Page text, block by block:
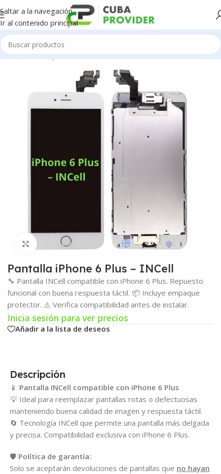
Saltar a la navegación
Ir al contenido principal
Inicio/Piezas para Celulares/iPhone/Pantallas
Click para agrandar
Pantalla iPhone 6 Plus – INCell
🔧 Pantalla INCell compatible con iPhone 6 Plus. Repuesto
funcional con buena respuesta táctil. 📦 Incluye empaque
protector. ⚠️ Verifica compatibilidad antes de instalar.
Inicia sesión para ver precios
Añadir a la lista de deseos
Descripción
📱 Pantalla INCell compatible con iPhone 6 Plus
💡 Ideal para reemplazar pantallas rotas o defectuosas
manteniendo buena calidad de imagen y respuesta táctil.
🔄 Tecnología INCell que permite una pantalla más delgada
y precisa. Compatibilidad exclusiva con iPhone 6 Plus.
🛡️ Política de garantía:
Solo se aceptarán devoluciones de pantallas que no hayan